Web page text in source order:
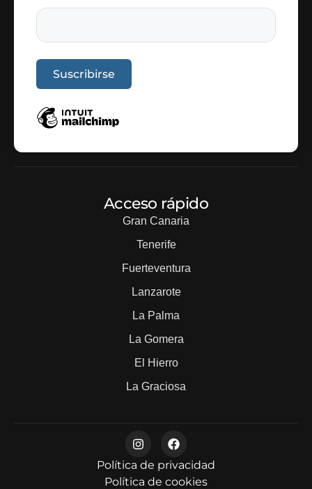
Acceso rápido
Gran Canaria
Tenerife
Fuerteventura
Lanzarote
La Palma
La Gomera
El Hierro
La Graciosa
Política de privacidad
Política de cookies